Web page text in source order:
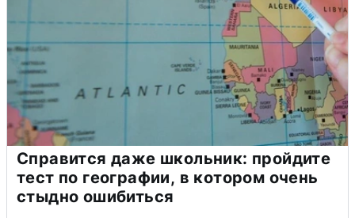
Справится даже школьник: пройдите
тест по географии, в котором очень
стыдно ошибиться